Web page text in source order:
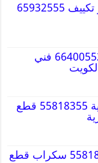
قص خرسانه وفتح كور تكييف 65932555
تظليل سيارة الكويت 66400552 فني
قطع غيار سيارات كورية 55818355 قطع
قطع غيار كاديلاك 55818355 سكراب قطع